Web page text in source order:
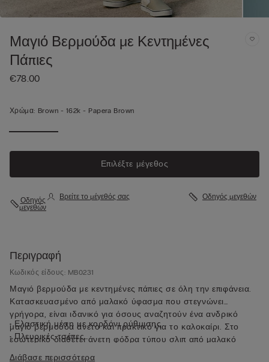
Μαγιό Βερμούδα με Κεντημένες
Πάπιες
€78.00
Χρώμα: Brown - 162k - Papera Brown
Επιλέξτε μέγεθος
Οδηγός
μεγεθών
Βρείτε το μέγεθός σας Οδηγός μεγεθών
Περιγραφή
Κωδικός είδους: MB0231
Μαγιό βερμούδα με κεντημένες πάπιες σε όλη την επιφάνεια.
Κατασκευασμένο από μαλακό ύφασμα που στεγνώνει
γρήγορα, είναι ιδανικό για όσους αναζητούν ένα ανδρικό
μαγιό βερμούδα άνετο και πρακτικό για το καλοκαίρι. Στο
εσωτερικό διαθέτει άνετη φόδρα τύπου σλιπ από μαλακό
ύφασμα από μικροΐνες, στο ίδιο χρώμα με το μαγιό,
• Ελαστική μέση με κορδόνι ρύθμισης
• Πλευρικές τσέπες
Διάβασε περισσότερα